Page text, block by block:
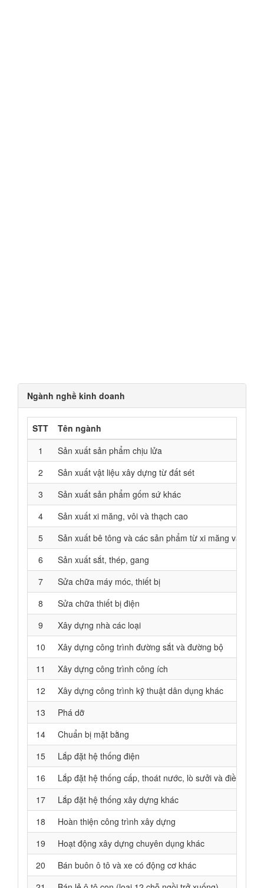
Ngành nghề kinh doanh
STT
Tên ngành
1
Sản xuất sản phẩm chịu lửa
2
Sản xuất vật liệu xây dựng từ đất sét
3
Sản xuất sản phẩm gốm sứ khác
4
Sản xuất xi măng, vôi và thạch cao
5
Sản xuất bê tông và các sản phẩm từ xi măng và
6
Sản xuất sắt, thép, gang
7
Sửa chữa máy móc, thiết bị
8
Sửa chữa thiết bị điện
9
Xây dựng nhà các loại
10
Xây dựng công trình đường sắt và đường bộ
11
Xây dựng công trình công ích
12
Xây dựng công trình kỹ thuật dân dụng khác
13
Phá dỡ
14
Chuẩn bị mặt bằng
15
Lắp đặt hệ thống điện
16
Lắp đặt hệ thống cấp, thoát nước, lò sưởi và điều hoà
17
Lắp đặt hệ thống xây dựng khác
18
Hoàn thiện công trình xây dựng
19
Hoạt động xây dựng chuyên dụng khác
20
Bán buôn ô tô và xe có động cơ khác